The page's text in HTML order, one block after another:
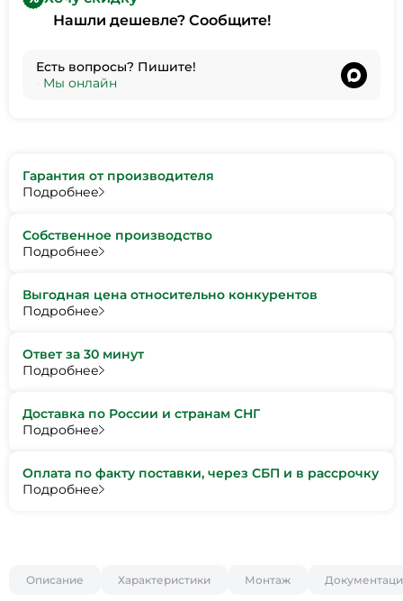
Нашли дешевле? Сообщите!
Есть вопросы? Пишите!
Мы онлайн
Гарантия от производителя
Подробнее
Собственное производство
Подробнее
Выгодная цена относительно конкурентов
Подробнее
Ответ за 30 минут
Подробнее
Доставка по России и странам СНГ
Подробнее
Оплата по факту поставки, через СБП и в рассрочку
Подробнее
Описание Характеристики Монтаж